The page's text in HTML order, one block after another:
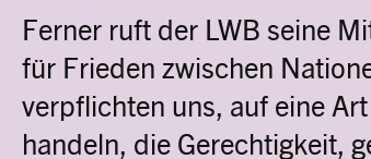
Ferner ruft der LWB seine
für Frieden zwischen
verpflichten uns, auf eine
handeln, die Gerechtigkeit,